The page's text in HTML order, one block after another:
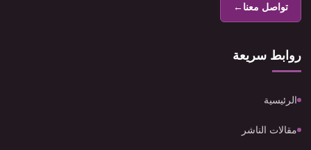
تواصل معنا←
روابط سريعة
الرئيسية
مقالات الناشر